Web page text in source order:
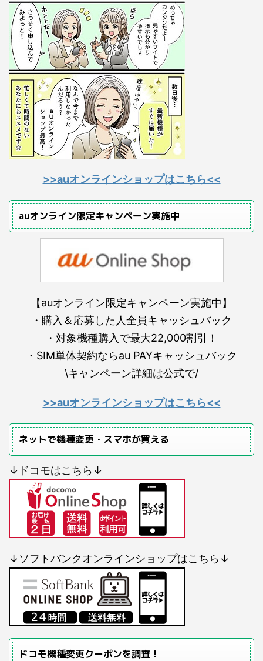
>>auオンラインショップはこちら<<
auオンライン限定キャンペーン実施中
【auオンライン限定キャンペーン実施中】
・購入＆応募した人全員キャッシュバック
・対象機種購入で最大22,000割引！
・SIM単体契約ならau PAYキャッシュバック
\キャンペーン詳細は公式で/
>>auオンラインショップはこちら<<
ネットで機種変更・スマホが買える
↓ドコモはこちら↓
↓ソフトバンクオンラインショップはこちら↓
ドコモ機種変更クーポンを調査！